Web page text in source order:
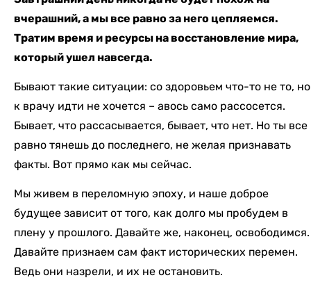
вчерашний, а мы все равно за него цепляемся.
Тратим время и ресурсы на восстановление мира,
который ушел навсегда.
Бывают такие ситуации: со здоровьем что-то не то, но
к врачу идти не хочется – авось само рассосется.
Бывает, что рассасывается, бывает, что нет. Но ты все
равно тянешь до последнего, не желая признавать
факты. Вот прямо как мы сейчас.
Мы живем в переломную эпоху, и наше доброе
будущее зависит от того, как долго мы пробудем в
плену у прошлого. Давайте же, наконец, освободимся.
Давайте признаем сам факт исторических перемен.
Ведь они назрели, и их не остановить.